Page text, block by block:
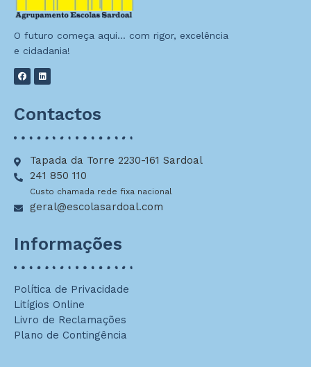
O futuro começa aqui… com rigor, excelência
e cidadania!
Contactos
Tapada da Torre 2230-161 Sardoal
241 850 110
Custo chamada rede fixa nacional
geral@escolasardoal.com
Informações
Política de Privacidade
Litígios Online
Livro de Reclamações
Plano de Contingência